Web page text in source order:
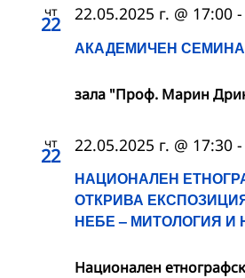
чт
22
АКАДЕМИЧЕН
22.05.2025 г. @ 17:00 -
зала "Проф. Марин
чт
22
НАЦИОНАЛЕН
ОТКРИВА
НЕБЕ – МИТОЛОГИЯ И
22.05.2025 г. @ 17:30 -
Национален